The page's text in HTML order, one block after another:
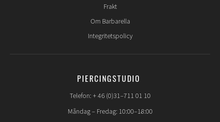
Frakt
Om Barbarella
Integritetspolicy
PIERCINGSTUDIO
Telefon: + 46 (0)31–711 01 10
Måndag – Fredag: 10:00–18:00